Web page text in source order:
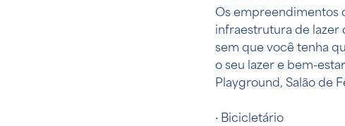
Os empreendimentos
infraestrutura de lazer
sem que você tenha
o seu lazer e bem-
Playground, Salão de
· Bicicletário